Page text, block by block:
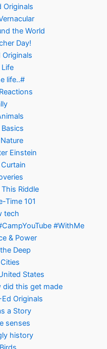
Originals
the World
Day!
Originals
Life
life..#
Einstein
Riddle
Time 101
tech
#WithMe
& Power
Deep
States
did this get made
Originals
a Story
senses
history